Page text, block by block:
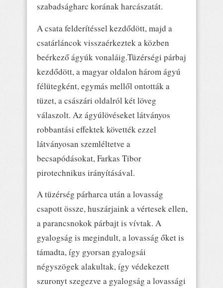
szabadságharc korának harcászatát.
A csata felderítéssel kezdődött, majd a
csatárláncok visszaérkeztek a közben
beérkező ágyúk vonaláig.Tüzérségi párbaj
kezdődött, a magyar oldalon három ágyú
félütegként, egymás mellől ontották a
tüzet, a császári oldalról két löveg
válaszolt. Az ágyúlövéseket látványos
robbantási effektek követték ezzel
látványosan szemléltetve a
becsapódásokat, Farkas Tibor
pirotechnikus irányításával.
A tüzérség párharca után a lovasság
csapott össze, huszárjaink a vértesek ellen,
a parancsnokok párbajt is vívtak. A
gyalogság is megindult, a lovasság őket is
támadta, így gyorsan gyalogsái
négyszögek alakultak, így védekezett
szuronyt szegezve a gyalogság a lovassági